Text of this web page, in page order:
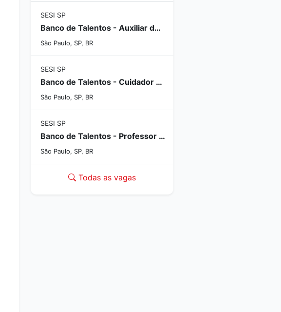
SESI SP
Banco de Talentos - Auxiliar de Cozinha - N° 123-2026
São Paulo, SP, BR
SESI SP
Banco de Talentos - Cuidador Escolar - N° 176-2026
São Paulo, SP, BR
SESI SP
Banco de Talentos - Professor de Atividades Esportivas - N° 135-2026
São Paulo, SP, BR
Todas as vagas